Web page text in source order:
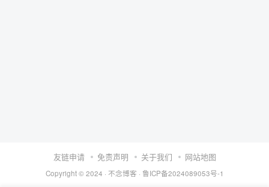
友链申请 免责声明 关于我们 网站地图
Copyright © 2024 · 不念博客 · 鲁ICP备2024089053号-1